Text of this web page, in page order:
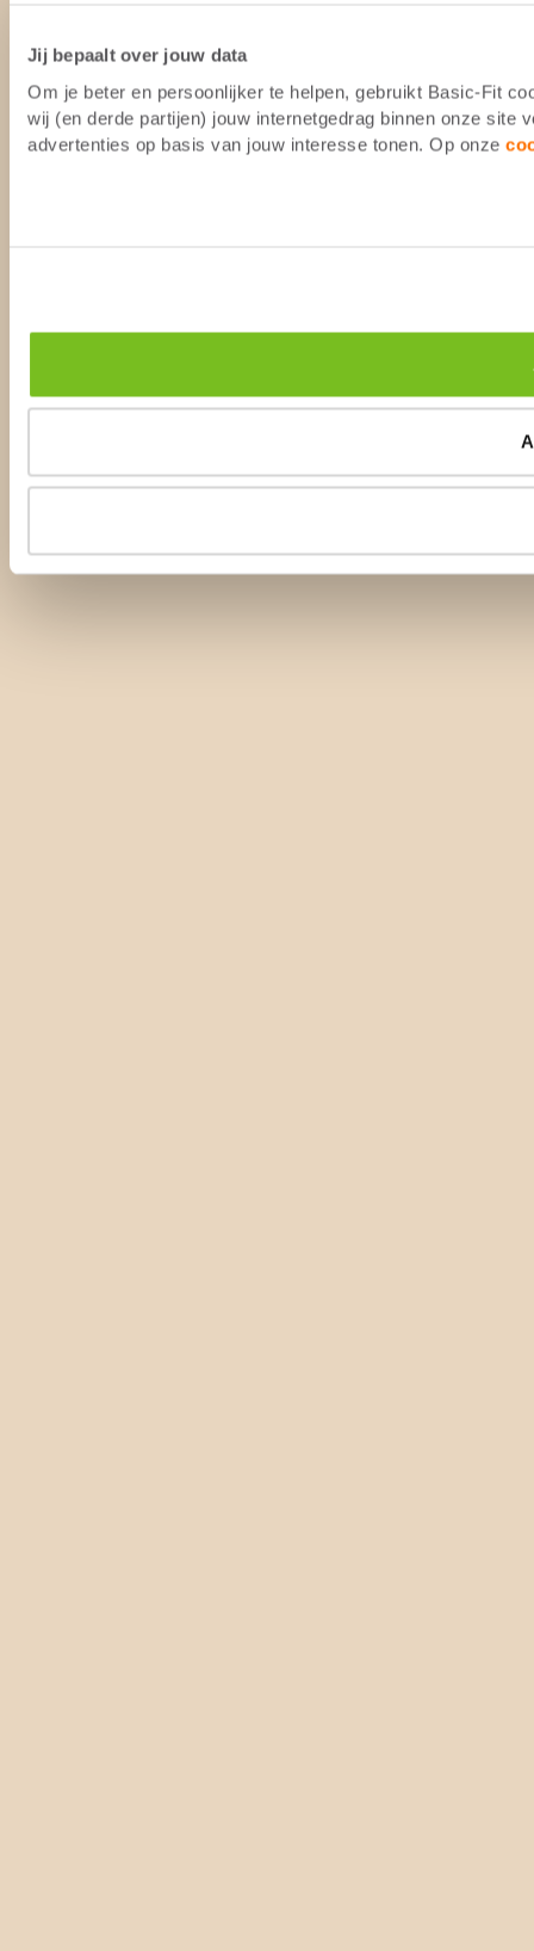
Jij bepaalt over jouw data
Om je beter en persoonlijker te helpen, gebruikt Basic-Fit
wij (en derde partijen) jouw internetgedrag binnen onze site
advertenties op basis van jouw interesse tonen. Op onze